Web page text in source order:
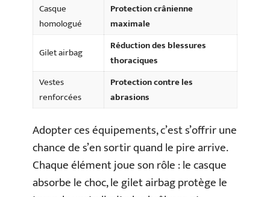
Casque
homologué
Protection crânienne
maximale
Gilet airbag
Réduction des blessures
thoraciques
Vestes
renforcées
Protection contre les
abrasions
Adopter ces équipements, c’est s’offrir une
chance de s’en sortir quand le pire arrive.
Chaque élément joue son rôle : le casque
absorbe le choc, le gilet airbag protège le